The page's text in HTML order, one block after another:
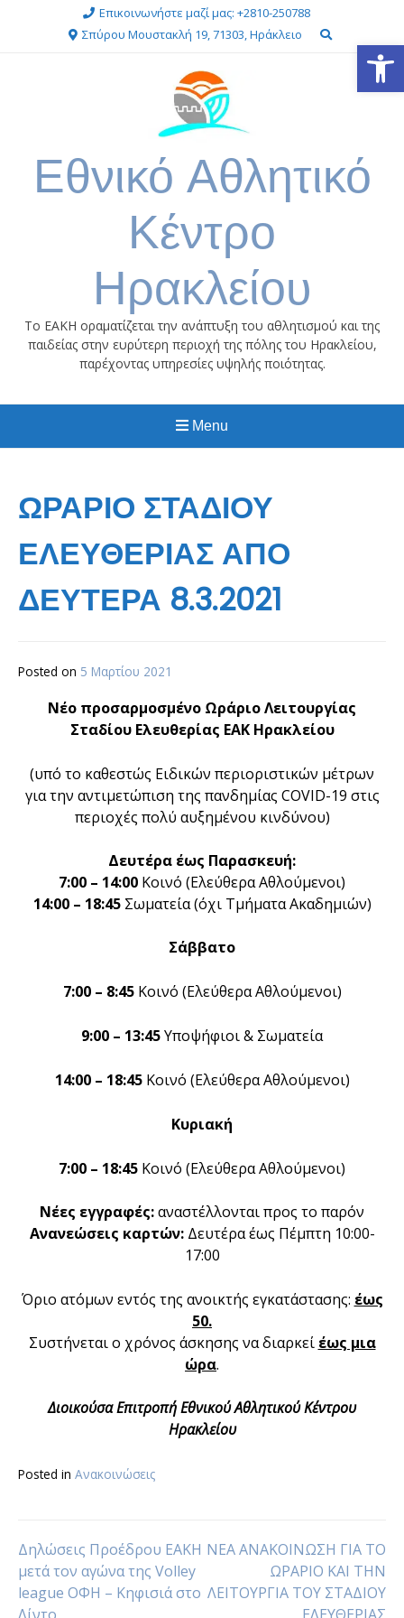
Επικοινωνήστε μαζί μας: +2810-250788
Σπύρου Μουστακλή 19, 71303, Ηράκλειο
Εθνικό Αθλητικό
Κέντρο
Ηρακλείου
Το ΕΑΚΗ οραματίζεται την ανάπτυξη του αθλητισμού και της
παιδείας στην ευρύτερη περιοχή της πόλης του Ηρακλείου,
παρέχοντας υπηρεσίες υψηλής ποιότητας.
Menu
ΩΡΑΡΙΟ ΣΤΑΔΙΟΥ
ΕΛΕΥΘΕΡΙΑΣ ΑΠΟ
ΔΕΥΤΕΡΑ 8.3.2021
Posted on 5 Μαρτίου 2021
Νέο προσαρμοσμένο Ωράριο Λειτουργίας
Σταδίου Ελευθερίας ΕΑΚ Ηρακλείου
(υπό το καθεστώς Ειδικών περιοριστικών μέτρων
για την αντιμετώπιση της πανδημίας COVID-19 στις
περιοχές πολύ αυξημένου κινδύνου)
Δευτέρα έως Παρασκευή:
7:00 – 14:00 Κοινό (Ελεύθερα Αθλούμενοι)
14:00 – 18:45Σωματεία (όχι Τμήματα Ακαδημιών)
Σάββατο
7:00 – 8:45 Κοινό (Ελεύθερα Αθλούμενοι)
9:00 – 13:45Υποψήφιοι & Σωματεία
14:00 – 18:45 Κοινό (Ελεύθερα Αθλούμενοι)
Κυριακή
7:00 – 18:45 Κοινό (Ελεύθερα Αθλούμενοι)
Νέες εγγραφές:αναστέλλονται προς το παρόν
Ανανεώσεις καρτών: Δευτέρα έως Πέμπτη 10:00-
17:00
Όριο ατόμων εντός της ανοικτής εγκατάστασης: έως
50.
Συστήνεται ο χρόνος άσκησης να διαρκεί έως μια
ώρα.
Διοικούσα Επιτροπή Εθνικού Αθλητικού Κέντρου
Ηρακλείου
Posted in Ανακοινώσεις
Πλοήγηση
άρθρων
Δηλώσεις Προέδρου ΕΑΚΗ
μετά τον αγώνα της Volley
league ΟΦΗ – Κηφισιά στο
NEA ΑΝΑΚΟΙΝΩΣΗ ΓΙΑ ΤΟ
ΩΡΑΡΙΟ ΚΑΙ ΤΗΝ
ΛΕΙΤΟΥΡΓΙΑ ΤΟΥ ΣΤΑΔΙΟΥ